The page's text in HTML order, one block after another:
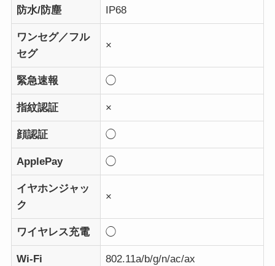
防水/防塵 IP68
ワンセグ／フル
セグ
×
緊急速報 ◯
指紋認証 ×
顔認証 ◯
ApplePay ◯
イヤホンジャッ
ク
×
ワイヤレス充電 ◯
Wi-Fi 802.11a/b/g/n/ac/ax